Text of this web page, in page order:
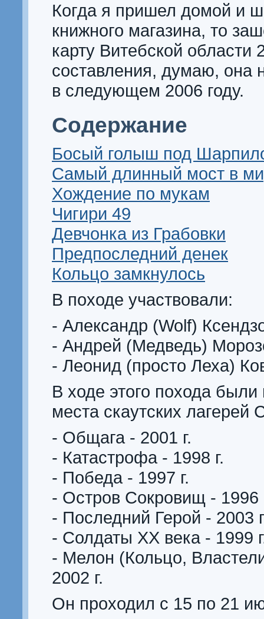
Когда я пришел домой и
книжного магазина, то
карту Витебской области
составления, думаю, она
в следующем 2006 году.
Содержание
Босый голыш под
Самый длинный мост в
Хождение по мукам
Чигири 49
Девчонка из Грабовки
Предпоследний денек
Кольцо замкнулось
В походе участвовали:
- Александр (Wolf)
- Андрей (Медведь)
- Леонид (просто Леха)
В ходе этого похода
места скаутских лагерей
- Общага - 2001 г.
- Катастрофа - 1998 г.
- Победа - 1997 г.
- Остров Сокровищ - 1996
- Последний Герой - 2003
- Солдаты XX века - 1999
- Мелон (Кольцо,
2002 г.
Он проходил с 15 по 21